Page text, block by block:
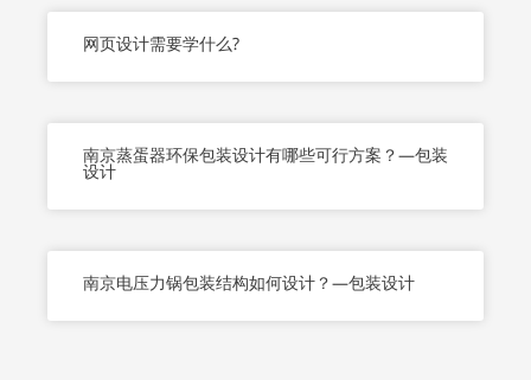
网页设计需要学什么?
南京蒸蛋器环保包装设计有哪些可行方案？—包装
设计
南京电压力锅包装结构如何设计？—包装设计